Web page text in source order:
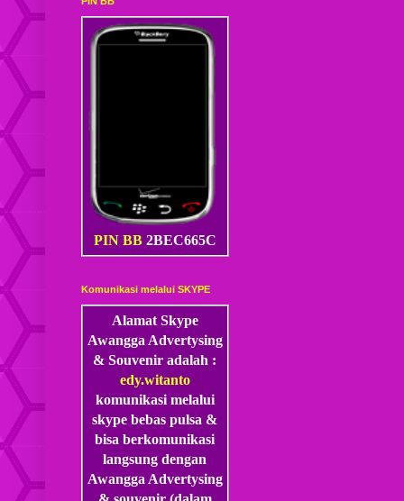
PIN BB 2BEC665C
Komunikasi melalui SKYPE
Alamat Skype
Awangga Advertysing
& Souvenir adalah :
edy.witanto
komunikasi melalui
skype bebas pulsa &
bisa berkomunikasi
langsung dengan
Awangga Advertysing